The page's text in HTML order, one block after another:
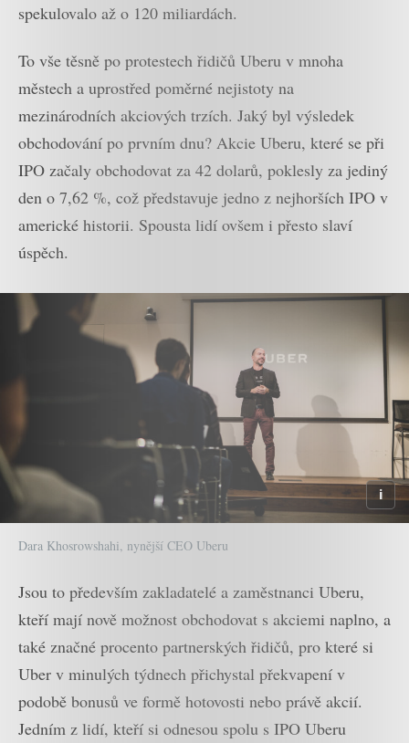
spekulovalo až o 120 miliardách.
To vše těsně po protestech řidičů Uberu v mnoha
městech a uprostřed poměrné nejistoty na
mezinárodních akciových trzích. Jaký byl výsledek
obchodování po prvním dnu? Akcie Uberu, které se při
IPO začaly obchodovat za 42 dolarů, poklesly za jediný
den o 7,62 %, což představuje jedno z nejhorších IPO v
americké historii. Spousta lidí ovšem i přesto slaví
úspěch.
Dara Khosrowshahi, nynější CEO Uberu
Jsou to především zakladatelé a zaměstnanci Uberu,
kteří mají nově možnost obchodovat s akciemi naplno, a
také značné procento partnerských řidičů, pro které si
Uber v minulých týdnech přichystal překvapení v
podobě bonusů ve formě hotovosti nebo právě akcií.
Jedním z lidí, kteří si odnesou spolu s IPO Uberu